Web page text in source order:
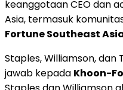
keanggotaan CEO dan
Asia, termasuk
Fortune Southeast
Staples, Williamson,
jawab kepada Khoon-